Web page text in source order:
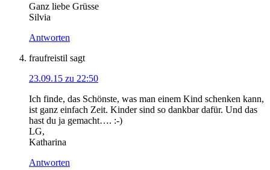
Ganz liebe Grüsse
Silvia
Antworten
fraufreistil sagt
23.09.15 zu 22:50
Ich finde, das Schönste, was man einem Kind schenken kann,
ist ganz einfach Zeit. Kinder sind so dankbar dafür. Und das
hast du ja gemacht…. :-)
LG,
Katharina
Antworten